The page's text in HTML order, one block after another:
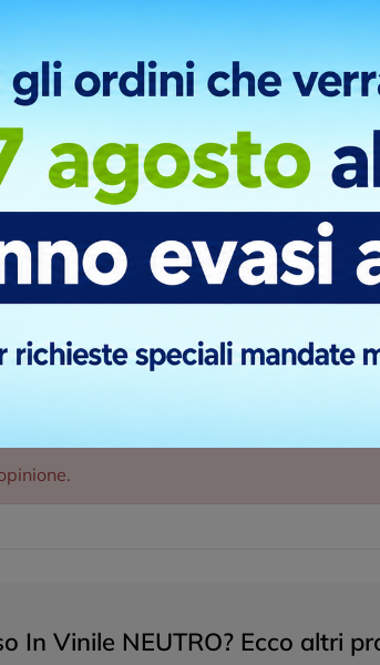
In Vinile NEUTRO? Ecco altri